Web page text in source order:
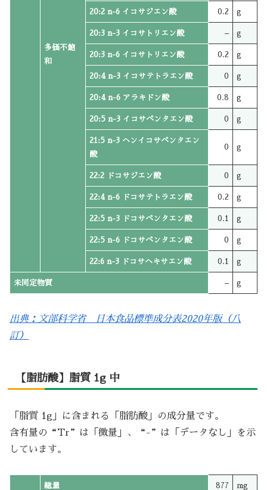
多価不飽
和
20:2 n-6 イコサジエン酸 0.2 g
20:3 n-3 イコサトリエン酸 – g
20:3 n-6 イコサトリエン酸 0.2 g
20:4 n-3 イコサテトラエン酸 0 g
20:4 n-6 アラキドン酸 0.8 g
20:5 n-3 イコサペンタエン酸 0 g
21:5 n-3 ヘンイコサペンタエン
酸
0 g
22:2 ドコサジエン酸 0 g
22:4 n-6 ドコサテトラエン酸 0.2 g
22:5 n-3 ドコサペンタエン酸 0.1 g
22:5 n-6 ドコサペンタエン酸 0 g
22:6 n-3 ドコサヘキサエン酸 0.1 g
未同定物質 – g
出典：文部科学省 日本食品標準成分表2020年版（八
訂）
【脂肪酸】脂質 1g 中
「脂質 1g」に含まれる「脂肪酸」の成分量です。
含有量の“Tr”は「微量」、“-”は「データなし」を示
しています。
総量 877 mg